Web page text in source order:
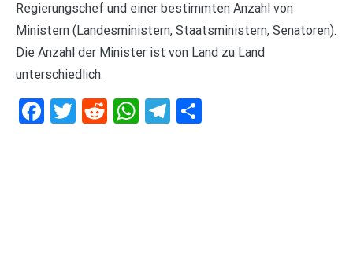
Regierungschef und einer bestimmten Anzahl von
Ministern (Landesministern, Staatsministern, Senatoren).
Die Anzahl der Minister ist von Land zu Land
unterschiedlich.
Facebook
Twitter
RedditWhatsApp
Telegram